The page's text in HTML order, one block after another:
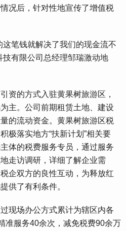
况后，针对性地宣传了增值税
笔钱就解决了我们的现金流不
技有限公司总经理邹瑞激动地
的方式入驻黄果树旅游区，
主。公司前期租赁土地、建设
的流动资金。黄果树旅游区税
极落实地方“扶新计划”相关要
体的税费服务专员，通过服务
走访调研，详细了解企业需
企双方的良性互动，为释放红
供了有利条件。
场办公方式累计为辖区内各
准服务40余次，减免税费90余万